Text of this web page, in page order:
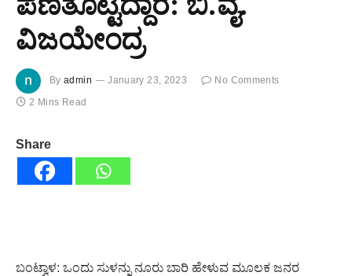
ವಿಜಯೇಂದ್ರ
By admin January 23, 2023
No Comments
2 Mins Read
Share
ಬಂಟ್ವಾಳ: ಒಂದು ಸುಳನ್ನು ನೂರು ಬಾರಿ ಹೇಳುವ ಮೂಲಕ ಜನರ